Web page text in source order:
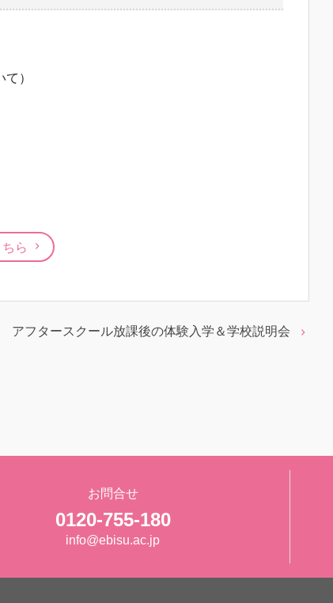
）
ら
アフタースクール放課後の体験入学＆学校説明会
お問合せ
0120-755-180
info@ebisu.ac.jp